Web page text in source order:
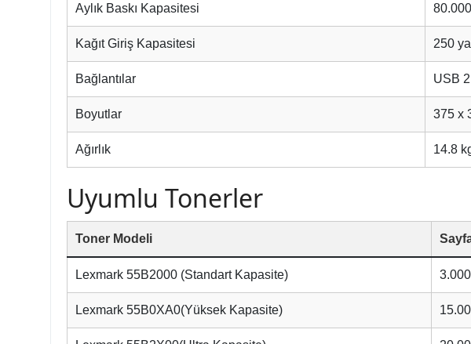
Aylık Baskı Kapasitesi
Kağıt Giriş Kapasitesi 250
Bağlantılar USB
Boyutlar 375 x
Ağırlık 14.8
Uyumlu Tonerler
Toner Modeli
Lexmark 55B2000 (Standart Kapasite)
Lexmark 55B0XA0(Yüksek Kapasite)